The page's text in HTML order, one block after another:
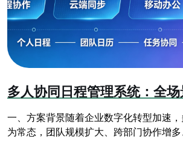
一、方案背景随着企业数字化转型加速
为常态，团队规模扩大、跨部门协作增